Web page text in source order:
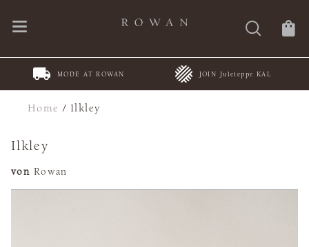
MODE AT ROWAN JOIN Juleteppe KAL
Home /Ilkley
Ilkley
von Rowan